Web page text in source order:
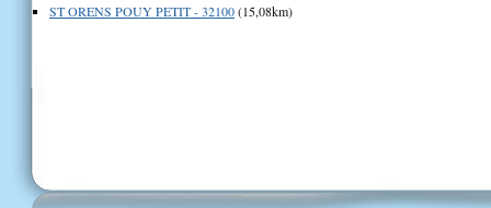
ST ORENS POUY PETIT - 32100(15,08km)